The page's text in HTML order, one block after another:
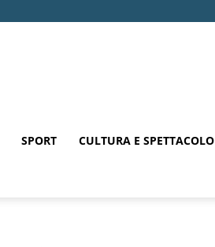
SPORT CULTURA E SPETTACOLO